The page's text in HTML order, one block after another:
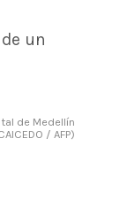
un
de Medellín
/ AFP)